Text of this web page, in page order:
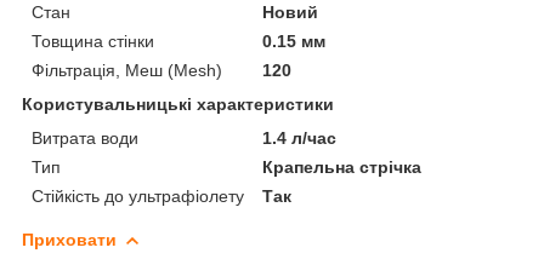
Стан
Новий
Товщина стінки
0.15 мм
Фільтрація, Меш (Mesh)
120
Користувальницькі характеристики
Витрата води
1.4 л/час
Тип
Крапельна стрічка
Стійкість до ультрафіолету
Так
Приховати